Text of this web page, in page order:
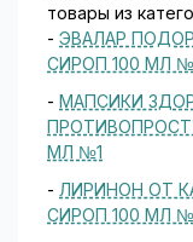
товары из
- ЭВАЛАР
СИРОП 100 МЛ
- МАПСИКИ
МЛ №1
- ЛИРИНОН ОТ
СИРОП 100 МЛ